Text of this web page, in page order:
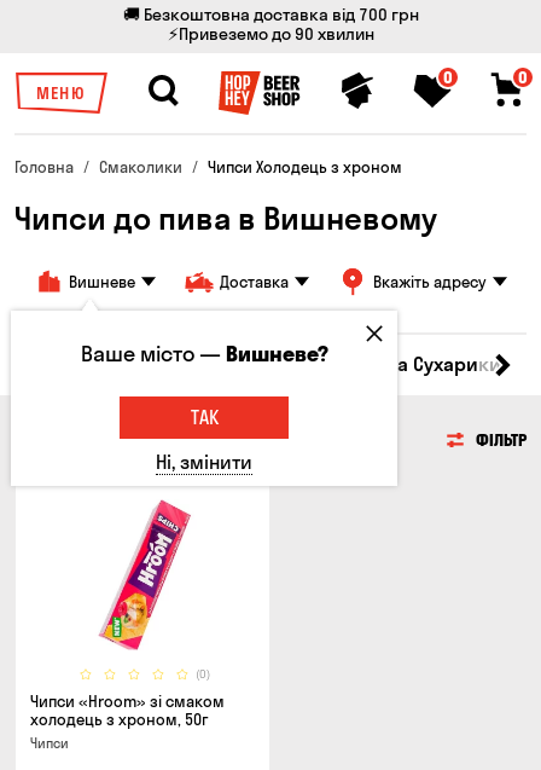
🚚 Безкоштовна доставка від 700 грн
⚡Привеземо до 90 хвилин
МЕНЮ
0 0
Головна Смаколики Чипси Холодець з хроном
Чипси до пива в Вишневому
Вишневе Доставка Вкажіть адресу
Кукурудза Насіння Чипси Грінки та Сухарики
ФІЛЬТР
(0)
Чипси «Hroom» зі смаком
холодець з хроном, 50г
Чипси
Ваше місто —Вишневе?
ТАК
Ні, змінити